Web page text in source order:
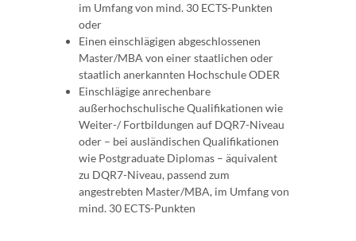
im Umfang von mind. 30 ECTS-Punkten
oder
Einen einschlägigen abgeschlossenen
Master/MBA von einer staatlichen oder
staatlich anerkannten Hochschule ODER
Einschlägige anrechenbare
außerhochschulische Qualifikationen wie
Weiter-/ Fortbildungen auf DQR7-Niveau
oder – bei ausländischen Qualifikationen
wie Postgraduate Diplomas – äquivalent
zu DQR7-Niveau, passend zum
angestrebten Master/MBA, im Umfang von
mind. 30 ECTS-Punkten